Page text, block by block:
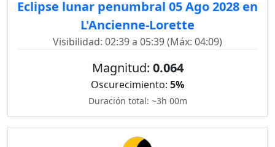
Eclipse lunar penumbral 05 Ago 2028 en
L'Ancienne-Lorette
Visibilidad: 02:39 a 05:39 (Máx: 04:09)
Magnitud: 0.064
Oscurecimiento: 5%
Duración total: ~3h 00m